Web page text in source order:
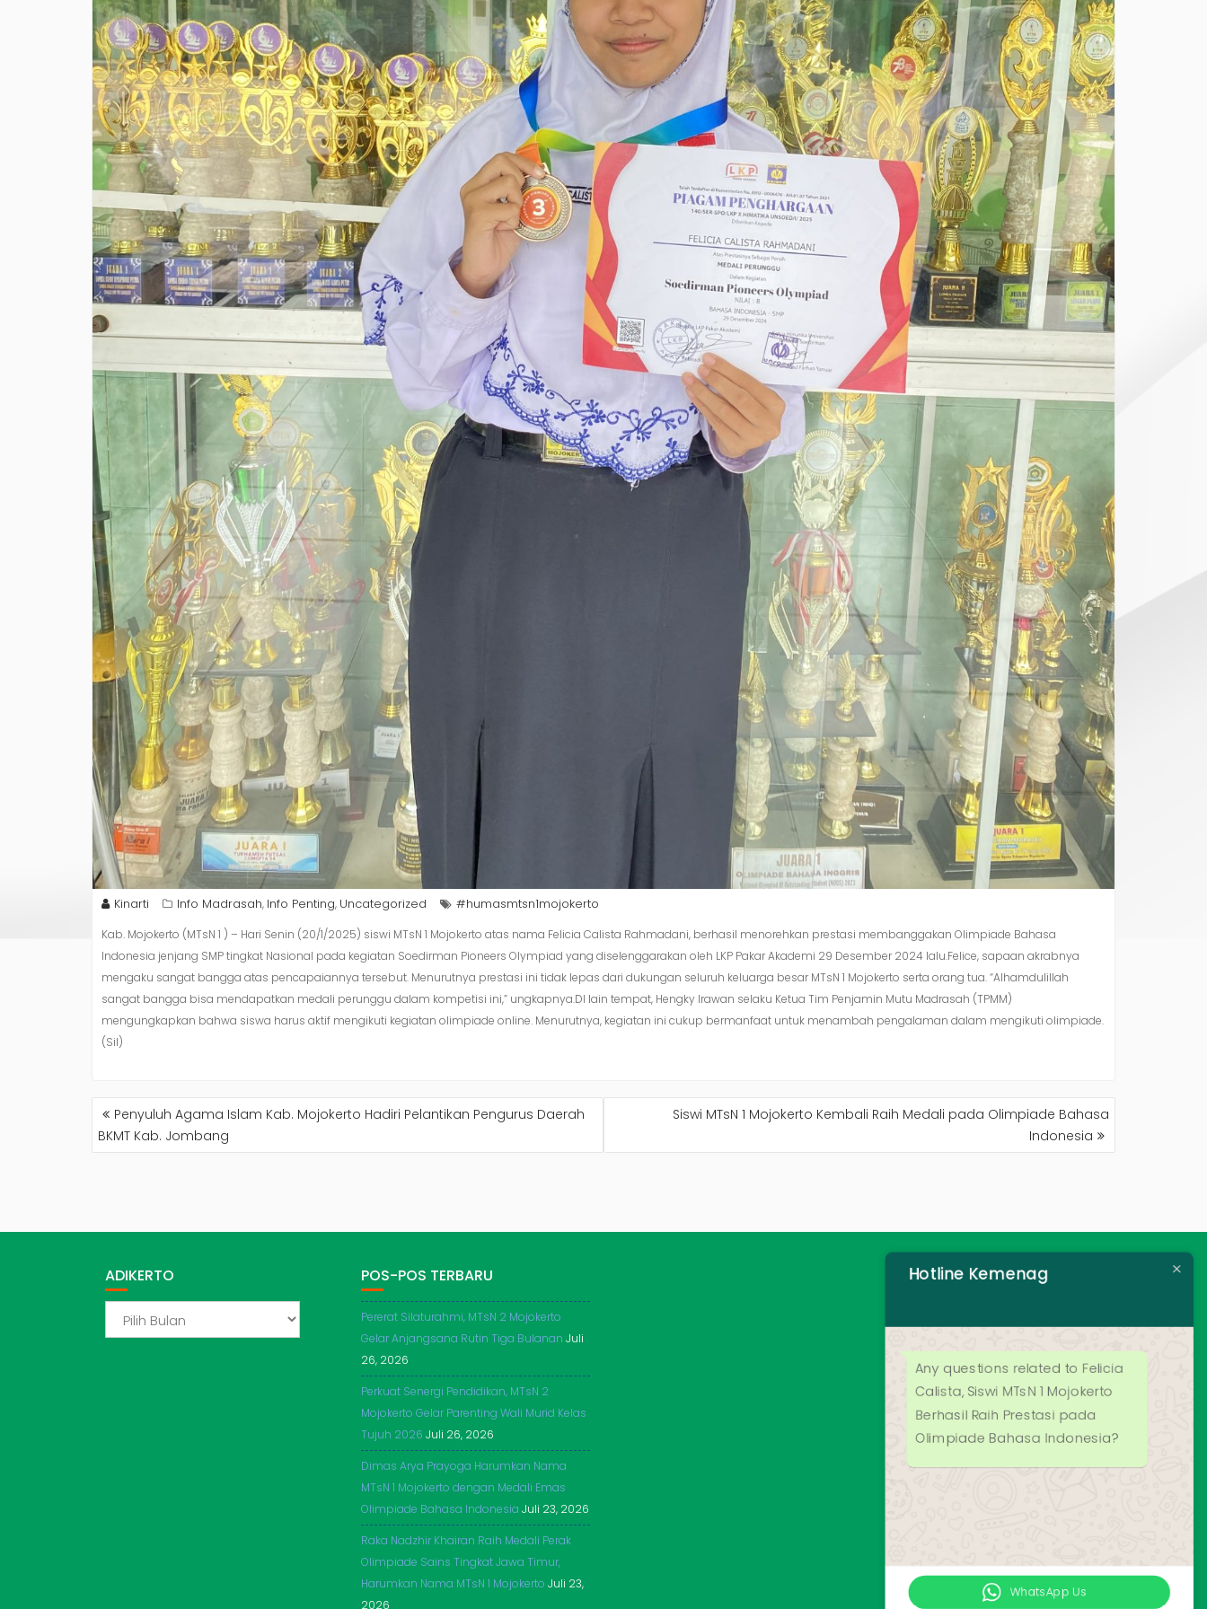
Kinarti Info Madrasah, Info Penting, Uncategorized #humasmtsn1mojokerto
Kab. Mojokerto (MTsN 1 ) – Hari Senin (20/1/2025) siswi MTsN 1 Mojokerto atas nama Felicia Calista Rahmadani, berhasil menorehkan prestasi membanggakan Olimpiade Bahasa
Indonesia jenjang SMP tingkat Nasional pada kegiatan Soedirman Pioneers Olympiad yang diselenggarakan oleh LKP Pakar Akademi 29 Desember 2024 lalu.Felice, sapaan akrabnya
mengaku sangat bangga atas pencapaiannya tersebut. Menurutnya prestasi ini tidak lepas dari dukungan seluruh keluarga besar MTsN 1 Mojokerto serta orang tua. “Alhamdulillah
sangat bangga bisa mendapatkan medali perunggu dalam kompetisi ini,” ungkapnya.DI lain tempat, Hengky Irawan selaku Ketua Tim Penjamin Mutu Madrasah (TPMM)
mengungkapkan bahwa siswa harus aktif mengikuti kegiatan olimpiade online. Menurutnya, kegiatan ini cukup bermanfaat untuk menambah pengalaman dalam mengikuti olimpiade.
(Sil)
NAVIGASI
POSPenyuluh Agama Islam Kab. Mojokerto Hadiri Pelantikan Pengurus Daerah
BKMT Kab. Jombang
Siswi MTsN 1 Mojokerto Kembali Raih Medali pada Olimpiade Bahasa
Indonesia
ADIKERTO POS-POS TERBARU
Pererat Silaturahmi, MTsN 2 Mojokerto
Gelar Anjangsana Rutin Tiga Bulanan Juli
26, 2026
Perkuat Senergi Pendidikan, MTsN 2
Mojokerto Gelar Parenting Wali Murid Kelas
Tujuh 2026 Juli 26, 2026
Dimas Arya Prayoga Harumkan Nama
MTsN 1 Mojokerto dengan Medali Emas
Olimpiade Bahasa Indonesia Juli 23, 2026
Raka Nadzhir Khairan Raih Medali Perak
Olimpiade Sains Tingkat Jawa Timur,
Harumkan Nama MTsN 1 Mojokerto Juli 23,
2026
Hotline Kemenag
Any questions related to Felicia
Calista, Siswi MTsN 1 Mojokerto
Berhasil Raih Prestasi pada
Olimpiade Bahasa Indonesia?
WhatsApp Us